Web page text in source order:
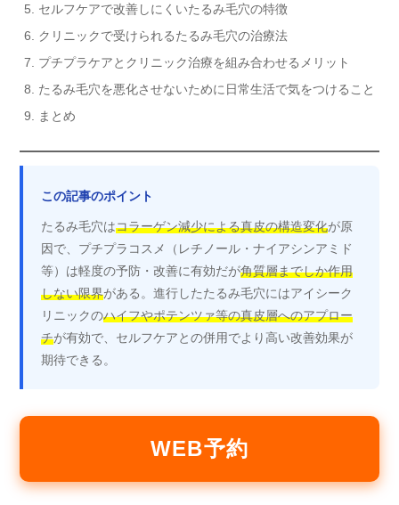
セルフケアで改善しにくいたるみ毛穴の特徴
クリニックで受けられるたるみ毛穴の治療法
プチプラケアとクリニック治療を組み合わせるメリット
たるみ毛穴を悪化させないために日常生活で気をつけること
まとめ
この記事のポイント
たるみ毛穴はコラーゲン減少による真皮の構造変化が原
因で、プチプラコスメ（レチノール・ナイアシンアミド
等）は軽度の予防・改善に有効だが角質層までしか作用
しない限界がある。進行したたるみ毛穴にはアイシーク
リニックのハイフやポテンツァ等の真皮層へのアプロー
チが有効で、セルフケアとの併用でより高い改善効果が
期待できる。
WEB予約